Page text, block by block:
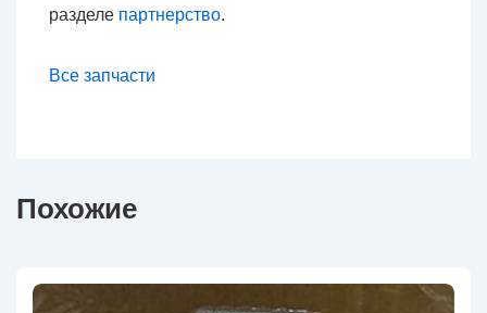
разделе партнерство.
Все запчасти
Похожие